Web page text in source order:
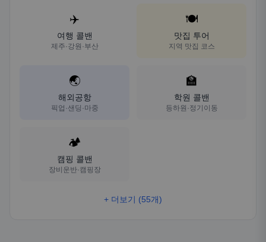
✈️
여행 콜밴
제주·강원·부산
🍽️
맛집 투어
지역 맛집 코스
🌏
해외공항
픽업·샌딩·마중
🏫
학원 콜밴
등하원·정기이동
🏕️
캠핑 콜밴
장비운반·캠핑장
+ 더보기 (55개)